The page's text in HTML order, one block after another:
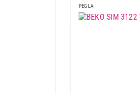
PEGLA